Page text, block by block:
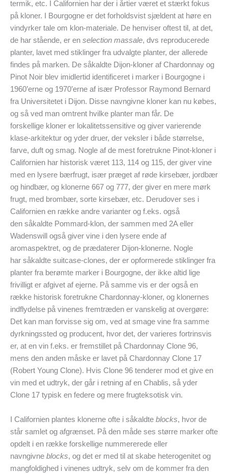
termik, etc. I Californien har der i årtier været et stærkt fokus
på kloner. I Bourgogne er det forholdsvist sjældent at høre en
vindyrker tale om klon-materiale. De henviser oftest til, at det,
de har stående, er en selection massale, dvs reproducerede
planter, lavet med stiklinger fra udvalgte planter, der allerede
findes på marken. De såkaldte Dijon-kloner af Chardonnay og
Pinot Noir blev imidlertid identificeret i marker i Bourgogne i
1960’erne og 1970’erne af især Professor Raymond Bernard
fra Universitetet i Dijon. Disse navngivne kloner kan nu købes,
og så ved man omtrent hvilke planter man får. De
forskellige kloner er lokalitetssensitive og giver varierende
klase-arkitektur og yder druer, der veksler i både størrelse,
farve, duft og smag. Nogle af de mest foretrukne Pinot-kloner i
Californien har historisk været 113, 114 og 115, der giver vine
med en lysere bærfrugt, især præget af røde kirsebær, jordbær
og hindbær, og klonerne 667 og 777, der giver en mere mørk
frugt, med brombær, sorte kirsebær, etc. Derudover ses i
Californien en række andre varianter og f.eks. også
den såkaldte Pommard-klon, der sammen med 2A eller
Wadenswill også giver vine i den lysere ende af
aromaspektret, og de prædaterer Dijon-klonerne. Nogle
har såkaldte suitcase-clones, der er opformerede stiklinger fra
planter fra berømte marker i Bourgogne, der ikke altid lige
frivilligt er afgivet af ejerne. På samme vis er der også en
række historisk foretrukne Chardonnay-kloner, og klonernes
indflydelse på vinenes fremtræden er vanskelig at overgøre:
Det kan man forvisse sig om, ved at smage vine fra samme
dyrkningssted og producent, hvor det, der varieres fortrinsvis
er, at en vin f.eks. er fremstillet på Chardonnay Clone 96,
mens den anden måske er lavet på Chardonnay Clone 17
(Robert Young Clone). Hvis Clone 96 tenderer mod et give en
vin med et udtryk, der går i retning af en Chablis, så yder
Clone 17 typisk en federe og mere frugteksotisk vin.
I Californien plantes klonerne ofte i såkaldte blocks, hvor de
står samlet og afgrænset. På den måde ses større marker ofte
opdelt i en række forskellige nummererede eller
navngivne blocks, og det er med til at skabe heterogenitet og
mangfoldighed i vinenes udtryk, selv om de kommer fra den